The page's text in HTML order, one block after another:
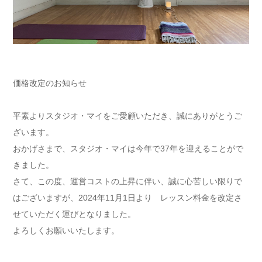
価格改定のお知らせ
平素よりスタジオ・マイをご愛顧いただき、誠にありがとうご
ざいます。
おかげさまで、スタジオ・マイは今年で37年を迎えることがで
きました。
さて、この度、運営コストの上昇に伴い、誠に心苦しい限りで
はございますが、2024年11月1日より レッスン料金を改定さ
せていただく運びとなりました。
よろしくお願いいたします。